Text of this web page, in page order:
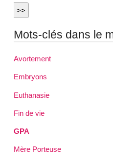
Mots-clés dans le
Avortement
Embryons
Euthanasie
Fin de vie
GPA
Mère Porteuse